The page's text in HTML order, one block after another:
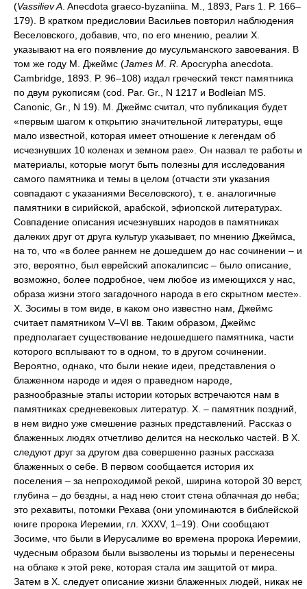
(Vassiliev A . Anecdota graeco-byzaniina. M., 1893, Pars 1. P. 166–
179). В кратком предисловии Васильев повторил наблюдения
Веселовского, добавив, что, по его мнению, реалии X.
указывают на его появление до мусульманского завоевания. В
том же году М. Джеймс (James M R. Apocrypha anecdota.
Cambridge, 1893. P. 96–108) издал греческий текст памятника
по двум рукописям (cod. Par. Gr., N 1217 и Bodleian MS.
Canonic, Gr., N 19). M. Джеймс считал, что публикация будет
«первым шагом к открытию значительной литературы, еще
мало известной, которая имеет отношение к легендам об
исчезнувших 10 коленах и земном рае». Он назвал те работы и
материалы, которые могут быть полезны для исследования
самого памятника и темы в целом (отчасти эти указания
совпадают с указаниями Веселовского), т. е. аналогичные
памятники в сирийской, арабской, эфиопской литературах.
Совпадение описания исчезнувших народов в памятниках
далеких друг от друга культур указывает, по мнению Джеймса,
на то, что «в более раннем не дошедшем до нас сочинении – и
это, вероятно, был еврейский апокалипсис – было описание,
возможно, более подробное, чем любое из имеющихся у нас,
образа жизни этого загадочного народа в его скрытном месте».
X. Зосимы в том виде, в каком оно известно нам, Джеймс
считает памятником V–VI вв. Таким образом, Джеймс
предполагает существование недошедшего памятника, части
которого всплывают то в одном, то в другом сочинении.
Вероятно, однако, что были некие идеи, представления о
блаженном народе и идея о праведном народе,
разнообразные этапы истории которых встречаются нам в
памятниках средневековых литератур. X. – памятник поздний,
в нем видно уже смешение разных представлений. Рассказ о
блаженных людях отчетливо делится на несколько частей. В X.
следуют друг за другом два совершенно разных рассказа
блаженных о себе. В первом сообщается история их
поселения – за непроходимой рекой, ширина которой 30 верст,
глубина – до бездны, а над нею стоит стена облачная до неба;
это рехавиты, потомки Рехава (они упоминаются в библейской
книге пророка Иеремии, гл. XXXV, 1–19). Они сообщают
Зосиме, что были в Иерусалиме во времена пророка Иеремии,
чудесным образом были вызволены из тюрьмы и перенесены
на облаке к этой реке, которая стала им защитой от мира.
Затем в X. следует описание жизни блаженных людей, никак не